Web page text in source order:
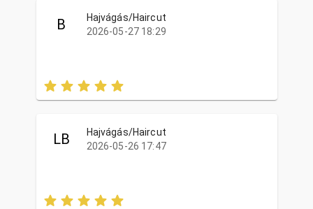
B
Hajvágás/Haircut
2026-05-27 18:29
LB
Hajvágás/Haircut
2026-05-26 17:47